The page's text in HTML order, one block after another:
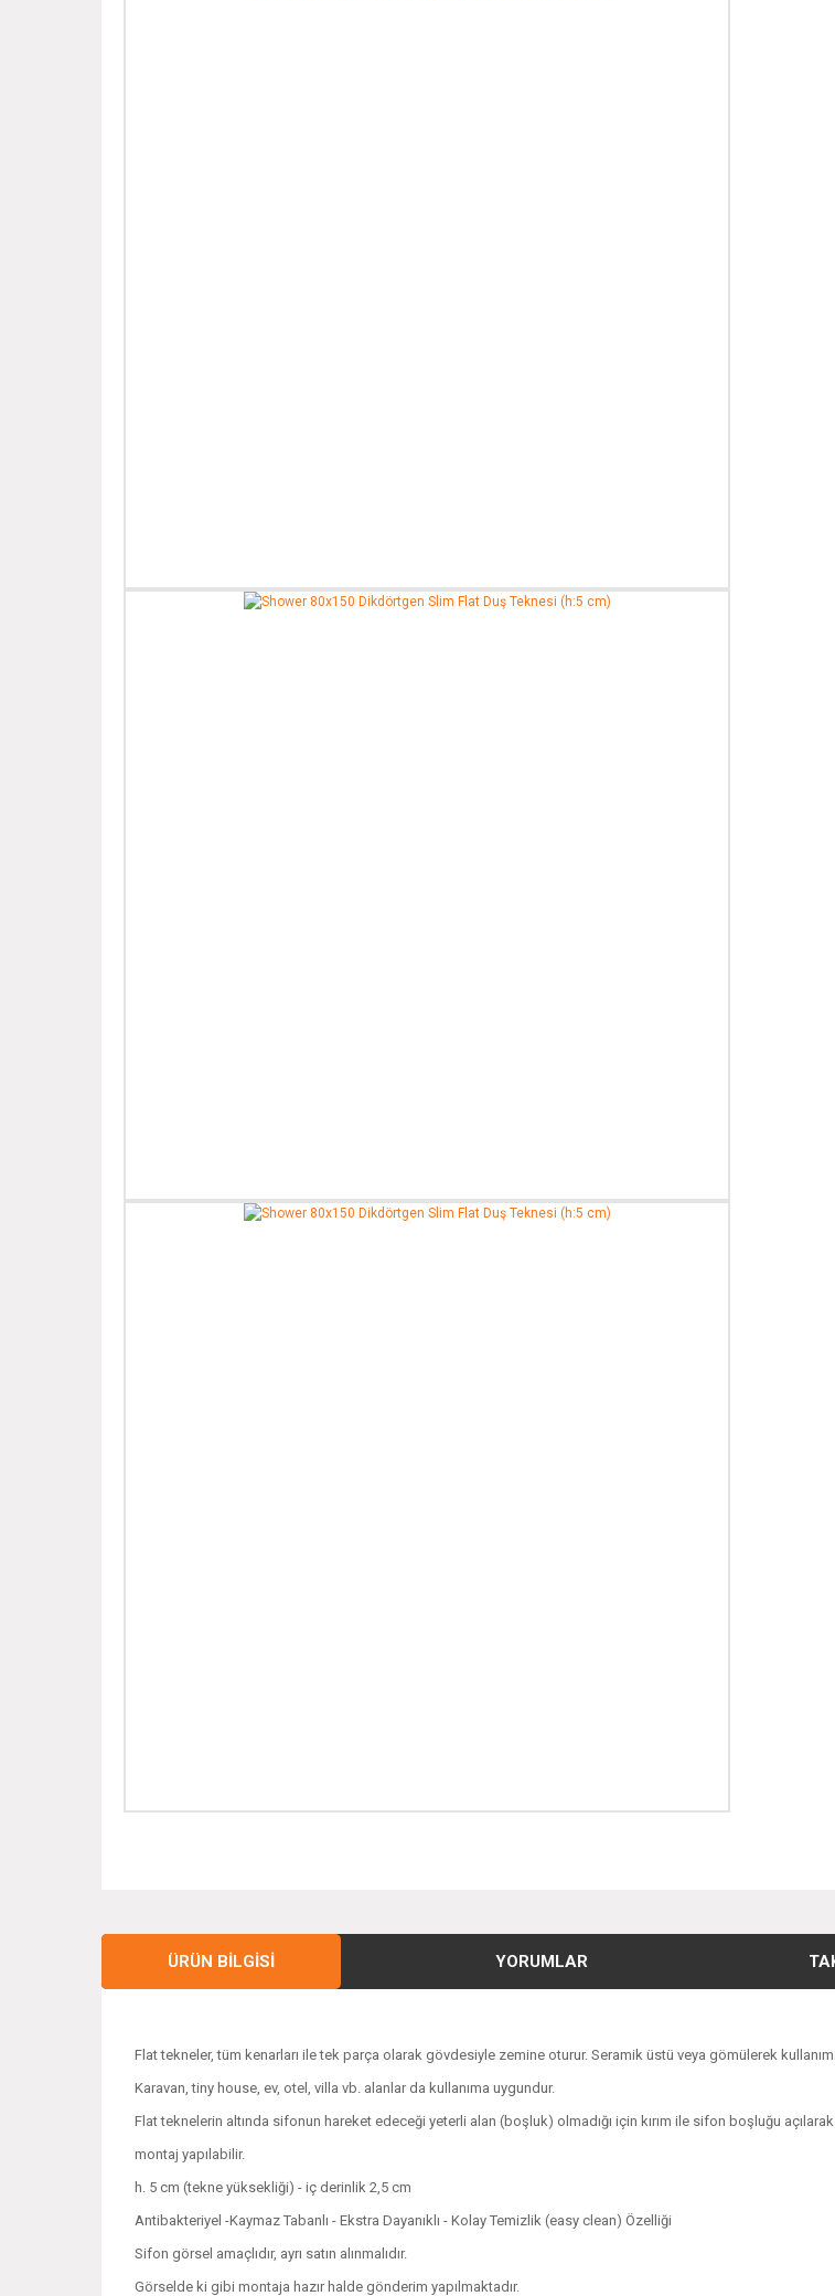
ÜRÜN BILGISI YORUMLAR
Flat tekneler, tüm kenarları ile tek parça olarak gövdesiyle zemine oturur. Seramik üstü veya gömülerek
Karavan, tiny house, ev, otel, villa vb. alanlar da kullanıma uygundur.
Flat teknelerin altında sifonun hareket edeceği yeterli alan (boşluk) olmadığı için kırım ile sifon boşluğu
montaj yapılabilir.
h. 5 cm (tekne yüksekliği) - iç derinlik 2,5 cm
Antibakteriyel -Kaymaz Tabanlı - Ekstra Dayanıklı - Kolay Temizlik (easy clean) Özelliği
Sifon görsel amaçlıdır, ayrı satın alınmalıdır.
Görselde ki gibi montaja hazır halde gönderim yapılmaktadır.